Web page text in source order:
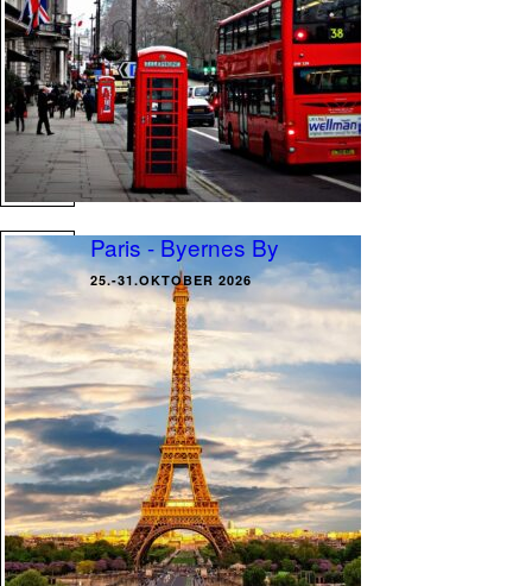
Paris - Byernes By
25.-31.OKTOBER 2026